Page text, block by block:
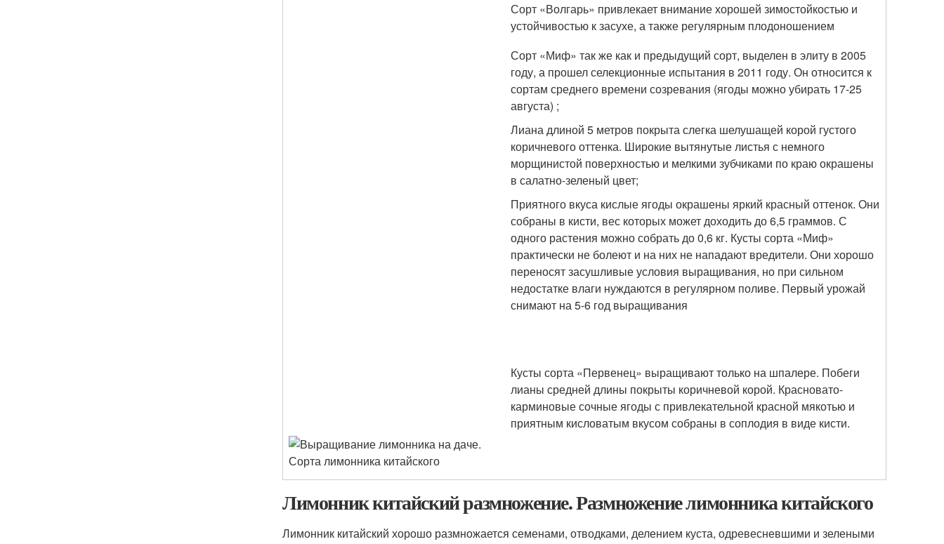
Сорт «Волгарь» привлекает внимание хорошей зимостойкостью и
устойчивостью к засухе, а также регулярным плодоношением
Сорт «Миф» так же как и предыдущий сорт, выделен в элиту в 2005
году, а прошел селекционные испытания в 2011 году. Он относится к
сортам среднего времени созревания (ягоды можно убирать 17-25
августа) ;
Лиана длиной 5 метров покрыта слегка шелушащей корой густого
коричневого оттенка. Широкие вытянутые листья с немного
морщинистой поверхностью и мелкими зубчиками по краю окрашены
в салатно-зеленый цвет;
Приятного вкуса кислые ягоды окрашены яркий красный оттенок. Они
собраны в кисти, вес которых может доходить до 6,5 граммов. С
одного растения можно собрать до 0,6 кг. Кусты сорта «Миф»
практически не болеют и на них не нападают вредители. Они хорошо
переносят засушливые условия выращивания, но при сильном
недостатке влаги нуждаются в регулярном поливе. Первый урожай
снимают на 5-6 год выращивания
Кусты сорта «Первенец» выращивают только на шпалере. Побеги
лианы средней длины покрыты коричневой корой. Красновато-
карминовые сочные ягоды с привлекательной красной мякотью и
приятным кисловатым вкусом собраны в соплодия в виде кисти.
Лимонник китайский размножение. Размножение лимонника китайского
Лимонник китайский хорошо размножается семенами, отводками, делением куста, одревесневшими и зелеными